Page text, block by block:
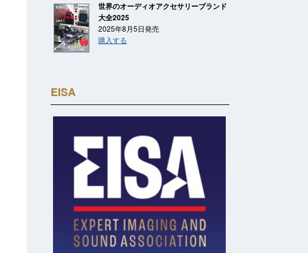
世界のオーディオアクセサリーブランド
大全2025
2025年8月5日発売
購入する
EISA